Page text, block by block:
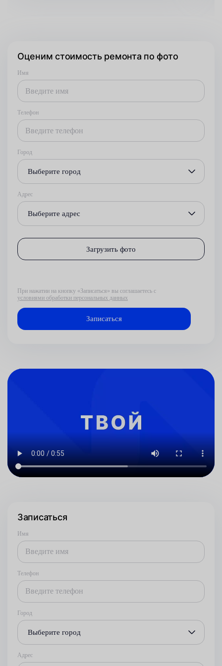
Оценим стоимость ремонта по фото
Имя
Телефон
Город
Выберите город
Адрес
Выберите адрес
Загрузить фото
При нажатии на кнопку «Записаться» вы соглашаетесь с
условиями обработки персональных данных
Записаться
Имя
Телефон
Город
Выберите город
Адрес